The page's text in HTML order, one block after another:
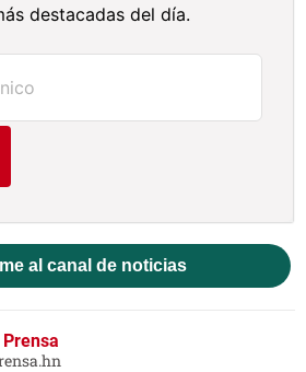
destacadas del día.
al canal de noticias